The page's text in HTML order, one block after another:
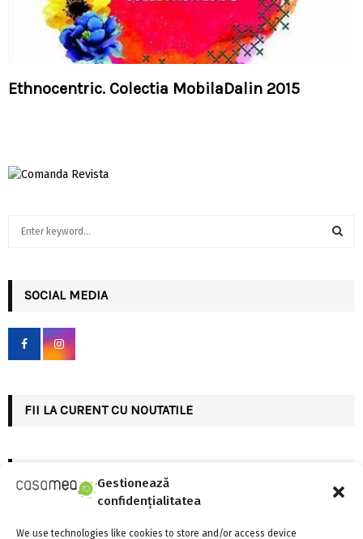
Gestionează
confidențialitatea
We use technologies like cookies to store and/or access device
Ethnocentric. Colectia MobilaDalin 2015
h
f
r
SOCIAL MEDIA
FII LA CURENT CU NOUTATILE